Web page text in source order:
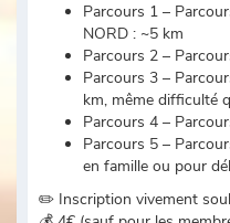
Parcours 1 –
NORD : ~5 km
Parcours 2 –
Parcours 3 –
km, même difficulté
Parcours 4 –
Parcours 5 –
en famille ou pour
✏️ Inscription vivement